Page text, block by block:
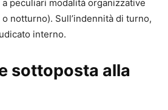
Milano;
peculiari modalità organizzative
notturno). Sull’indennità di turno,
interno.
sottoposta alla